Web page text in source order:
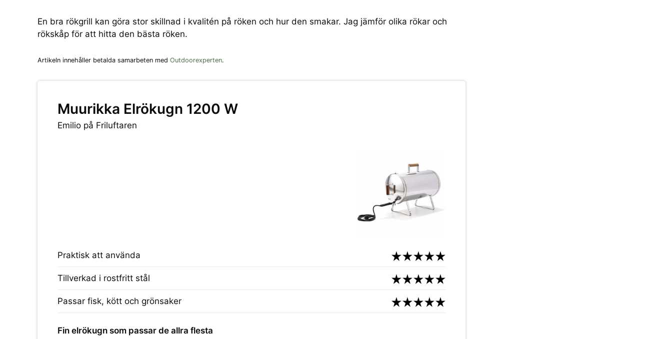
En bra rökgrill kan göra stor skillnad i kvalitén på röken och hur den smakar. Jag jämför olika rökar och
rökskåp för att hitta den bästa röken.
Artikeln innehåller betalda samarbeten med Outdoorexperten.
Muurikka Elrökugn 1200 W
Emilio på Friluftaren
Praktisk att använda
Tillverkad i rostfritt stål
Passar fisk, kött och grönsaker
Fin elrökugn som passar de allra flesta